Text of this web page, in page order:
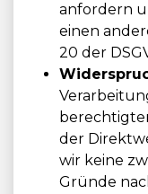
anfordern
einen
20 der
der
wir keine
Gründe